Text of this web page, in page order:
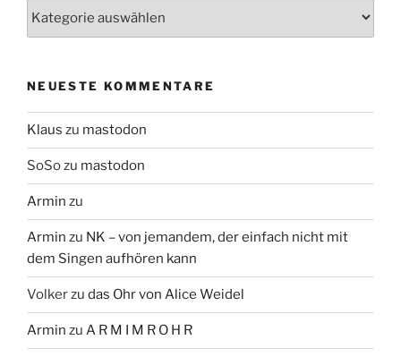
NEUESTE KOMMENTARE
Klaus zu mastodon
SoSozu mastodon
Armin zu
Armin zu NK – von jemandem, der einfach nicht mit
dem Singen aufhören kann
Volkerzu das Ohr von Alice Weidel
Armin zu A R M I M R O H R